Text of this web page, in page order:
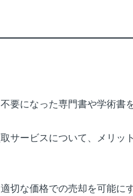
要になった専門書や学術書
サービスについて、メリッ
切な価格での売却を可能に